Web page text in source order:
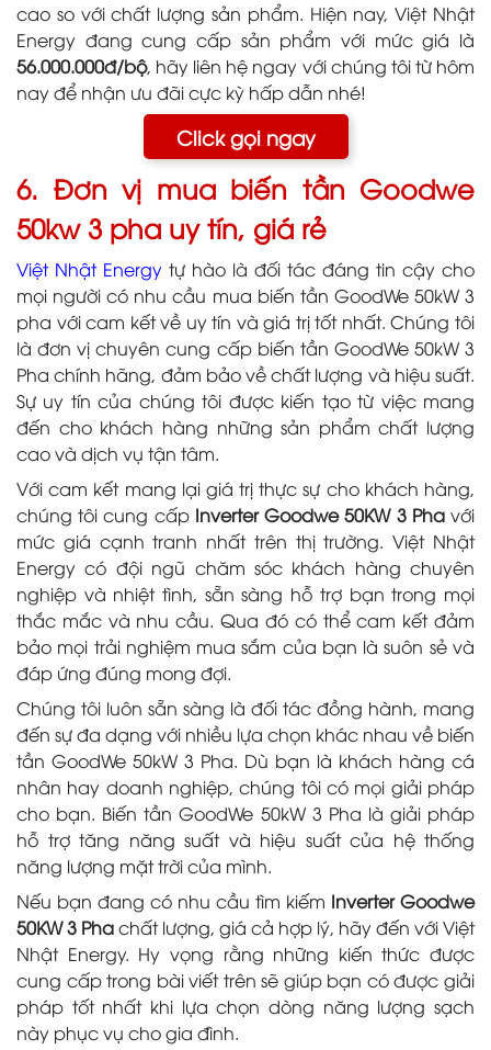
cao so với chất lượng sản phẩm. Hiện nay, Việt Nhật
Energy đang cung cấp sản phẩm với mức giá là
56.000.000đ/bộ, hãy liên hệ ngay với chúng tôi từ hôm
nay để nhận ưu đãi cực kỳ hấp dẫn nhé!
Click gọi ngay
6. Đơn vị mua biến tần Goodwe
50kw 3 pha uy tín, giá rẻ
Việt Nhật Energy tự hào là đối tác đáng tin cậy cho
mọi người có nhu cầu mua biến tần GoodWe 50kW 3
pha với cam kết về uy tín và giá trị tốt nhất. Chúng tôi
là đơn vị chuyên cung cấp biến tần GoodWe 50kW 3
Pha chính hãng, đảm bảo về chất lượng và hiệu suất.
Sự uy tín của chúng tôi được kiến tạo từ việc mang
đến cho khách hàng những sản phẩm chất lượng
cao và dịch vụ tận tâm.
Với cam kết mang lại giá trị thực sự cho khách hàng,
chúng tôi cung cấp Inverter Goodwe 50KW 3 Phavới
mức giá cạnh tranh nhất trên thị trường. Việt Nhật
Energy có đội ngũ chăm sóc khách hàng chuyên
nghiệp và nhiệt tình, sẵn sàng hỗ trợ bạn trong mọi
thắc mắc và nhu cầu. Qua đó có thể cam kết đảm
bảo mọi trải nghiệm mua sắm của bạn là suôn sẻ và
đáp ứng đúng mong đợi.
Chúng tôi luôn sẵn sàng là đối tác đồng hành, mang
đến sự đa dạng với nhiều lựa chọn khác nhau về biến
tần GoodWe 50kW 3 Pha. Dù bạn là khách hàng cá
nhân hay doanh nghiệp, chúng tôi có mọi giải pháp
cho bạn. Biến tần GoodWe 50kW 3 Pha là giải pháp
hỗ trợ tăng năng suất và hiệu suất của hệ thống
năng lượng mặt trời của mình.
Nếu bạn đang có nhu cầu tìm kiếm Inverter Goodwe
50KW 3 Phachất lượng, giá cả hợp lý, hãy đến với Việt
Nhật Energy. Hy vọng rằng những kiến thức được
cung cấp trong bài viết trên sẽ giúp bạn có được giải
pháp tốt nhất khi lựa chọn dòng năng lượng sạch
này phục vụ cho gia đình.